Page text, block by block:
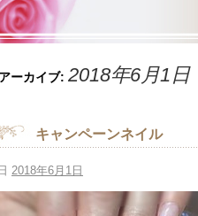
ーカイブ: 2018年6月1日
キャンペーンネイル
2018年6月1日